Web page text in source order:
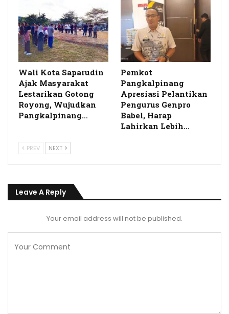
Wali Kota Saparudin
Ajak Masyarakat
Lestarikan Gotong
Royong, Wujudkan
Pangkalpinang…
Pemkot
Pangkalpinang
Apresiasi Pelantikan
Pengurus Genpro
Babel, Harap
Lahirkan Lebih…
PREV NEXT
Leave A Reply
Your email address will not be published.